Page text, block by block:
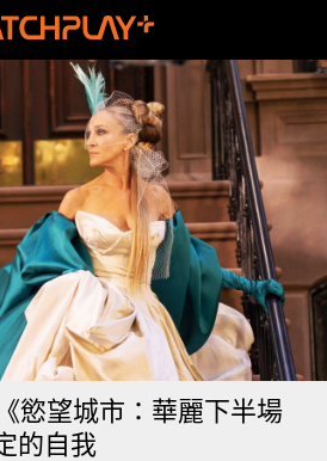
慾望城市：華麗下半場
的自我